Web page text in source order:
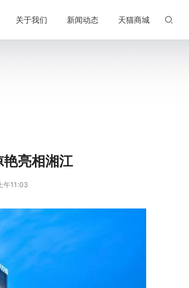
关于我们 新闻动态 天猫商城
亮相湘江
午11:03